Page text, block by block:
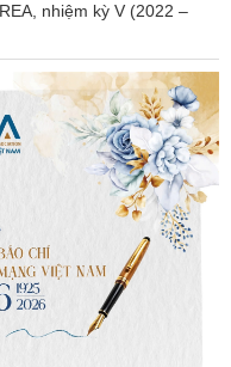
nhiệm kỳ V (2022 –